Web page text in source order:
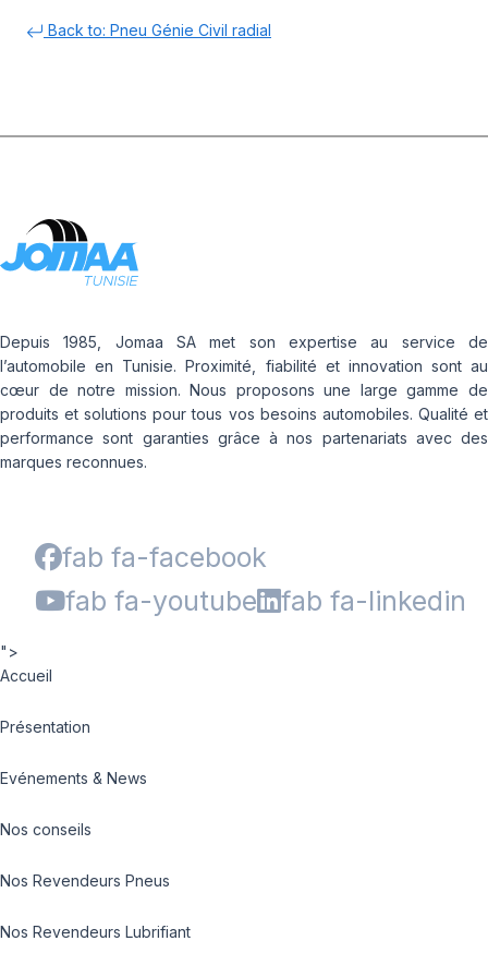
Back to: Pneu Génie Civil radial
Depuis 1985, Jomaa SA met son expertise au service de
l’automobile en Tunisie. Proximité, fiabilité et innovation sont au
cœur de notre mission. Nous proposons une large gamme de
produits et solutions pour tous vos besoins automobiles. Qualité et
performance sont garanties grâce à nos partenariats avec des
marques reconnues.
fab fa-facebook
fab fa-youtube
fab fa-linkedin
">
Accueil
Présentation
Evénements & News
Nos conseils
Nos Revendeurs Pneus
Nos Revendeurs Lubrifiant